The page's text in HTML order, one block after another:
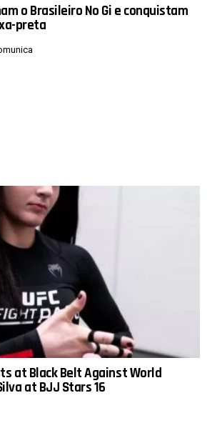
o Brasileiro No Gi e conquistam
preta
at Black Belt Against World
at BJJ Stars 16